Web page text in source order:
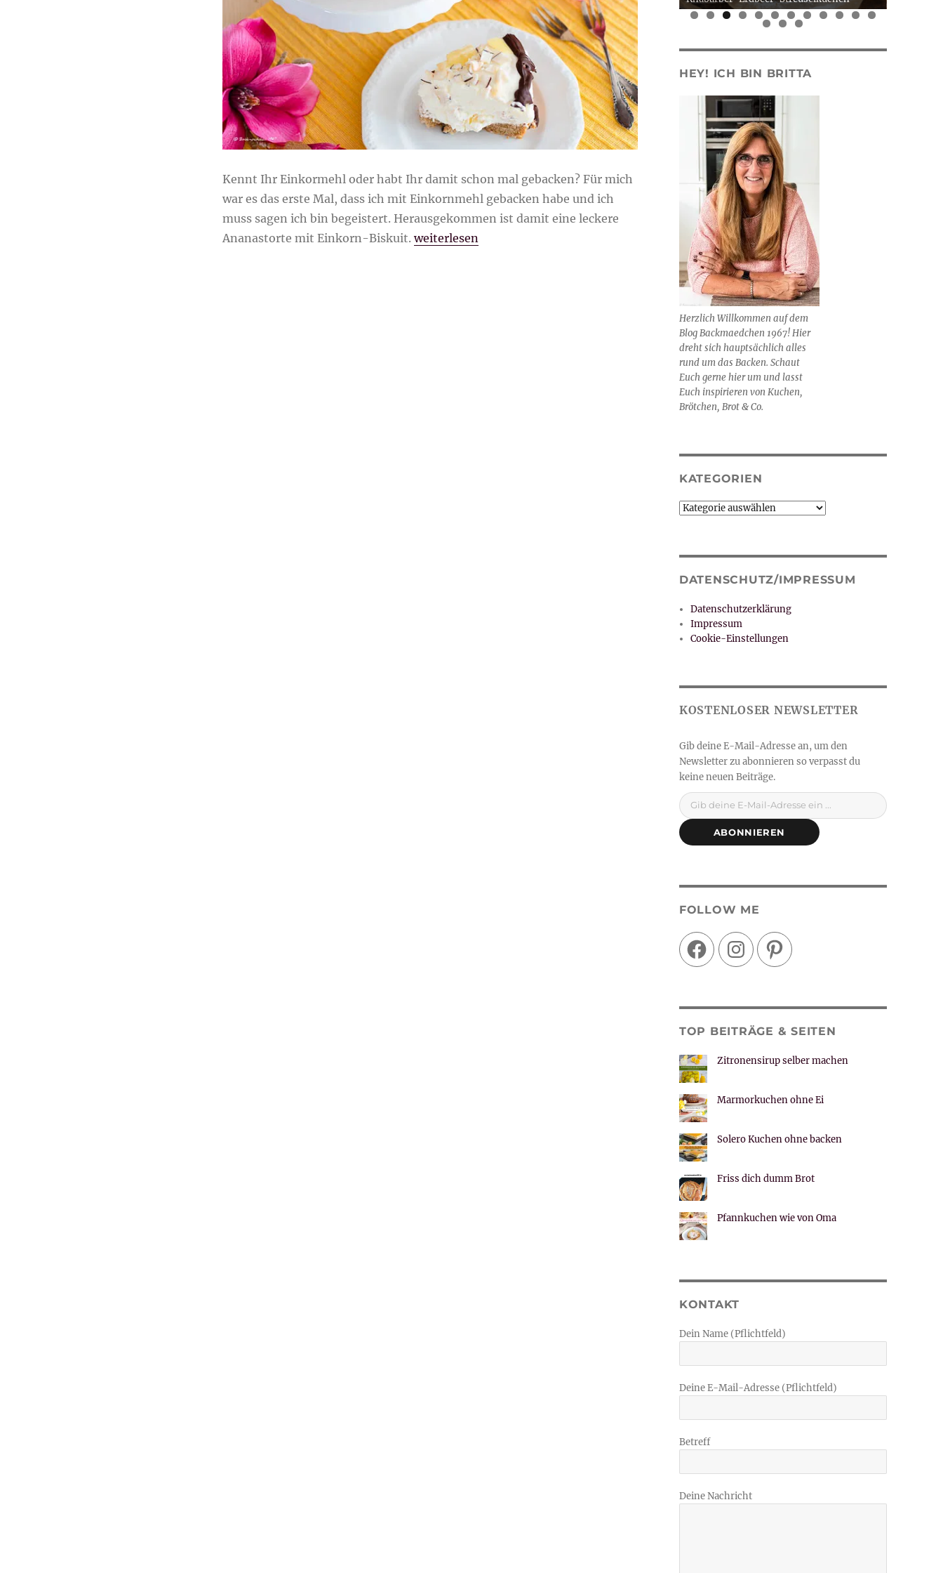
Kennt Ihr Einkormehl oder habt Ihr damit schon mal gebacken? Für mich
war es das erste Mal, dass ich mit Einkornmehl gebacken habe und ich
muss sagen ich bin begeistert. Herausgekommen ist damit eine leckere
Ananastorte mit Einkorn-Biskuit.„Ananastorte mit Einkorn-Biskuit“
weiterlesen
0
1 2
3 4 5
HEY! ICH BIN BRITTA
Herzlich Willkommen auf dem
Blog Backmaedchen 1967! Hier
dreht sich hauptsächlich alles
rund um das Backen. Schaut
Euch gerne hier um und lasst
Euch inspirieren von Kuchen,
Brötchen, Brot & Co.
KATEGORIEN
Kategorien
DATENSCHUTZ/IMPRESSUM
Datenschutzerklärung
Impressum
Cookie-Einstellungen
Gib deine E-Mail-Adresse ein ...
ABONNIEREN
FOLLOW ME
FacebookInstagramPinterest
TOP BEITRÄGE & SEITEN
Zitronensirup selber machen
Marmorkuchen ohne Ei
Solero Kuchen ohne backen
Friss dich dumm Brot
Pfannkuchen wie von Oma
KONTAKT
Dein Name (Pflichtfeld)
Deine E-Mail-Adresse (Pflichtfeld)
Betreff
Deine Nachricht